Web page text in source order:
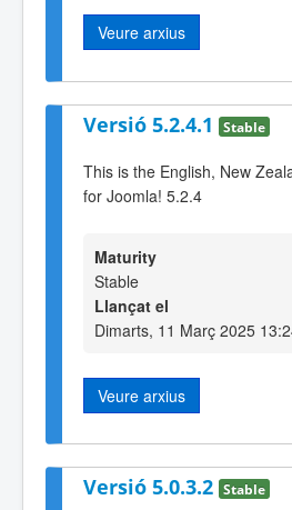
Veure arxius
Versió 5.2.4.1 Stable
This is the English, New
for Joomla! 5.2.4
Maturity
Stable
Llançat el
Dimarts, 11 Març 2025
Veure arxius
Versió 5.0.3.2 Stable